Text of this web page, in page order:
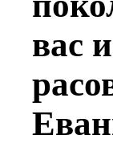
вас